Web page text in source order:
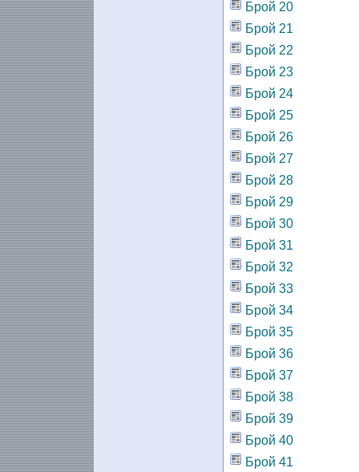
Брой 20
Брой 21
Брой 22
Брой 23
Брой 24
Брой 25
Брой 26
Брой 27
Брой 28
Брой 29
Брой 30
Брой 31
Брой 32
Брой 33
Брой 34
Брой 35
Брой 36
Брой 37
Брой 38
Брой 39
Брой 40
Брой 41